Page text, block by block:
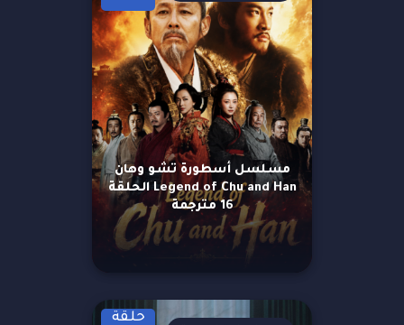
مسلسل أسطورة تشو وهان
Legend of Chu and Han الحلقة
16 مترجمة
حلقة